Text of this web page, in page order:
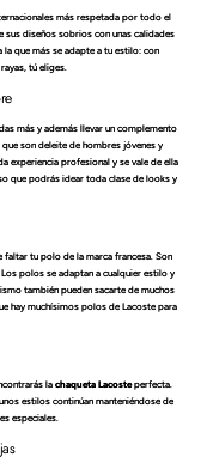
más respetada por todo el
sus diseños sobrios con unas calidades
la que más se adapte a tu estilo: con
tú eliges.
más y además llevar un complemento
son deleite de hombres jóvenes y
experiencia profesional y se vale de ella
que podrás idear toda clase de looks y
tu polo de la marca francesa. Son
polos se adaptan a cualquier estilo y
también pueden sacarte de muchos
hay muchísimos polos de Lacoste para
la chaqueta Lacosteperfecta.
estilos continúan manteniéndose de
especiales.